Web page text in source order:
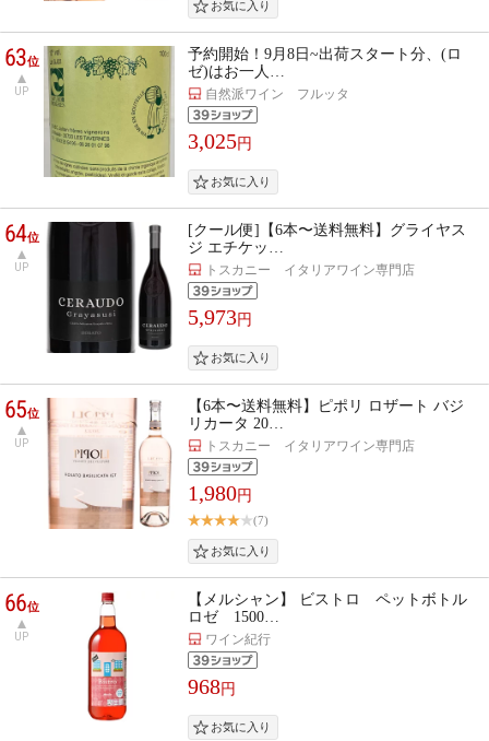
63位
UP
予約開始！9月8日~出荷スタート分、(ロ
ゼ)はお一人…
自然派ワイン フルッタ
3,025円
64位
UP
[クール便]【6本〜送料無料】グライヤス
ジ エチケッ…
トスカニー イタリアワイン専門店
5,973円
65位
UP
【6本〜送料無料】ピポリ ロザート バジ
リカータ 20…
トスカニー イタリアワイン専門店
1,980円
(7)
66位
UP
【メルシャン】 ビストロ ペットボトル
ロゼ 1500…
ワイン紀行
968円